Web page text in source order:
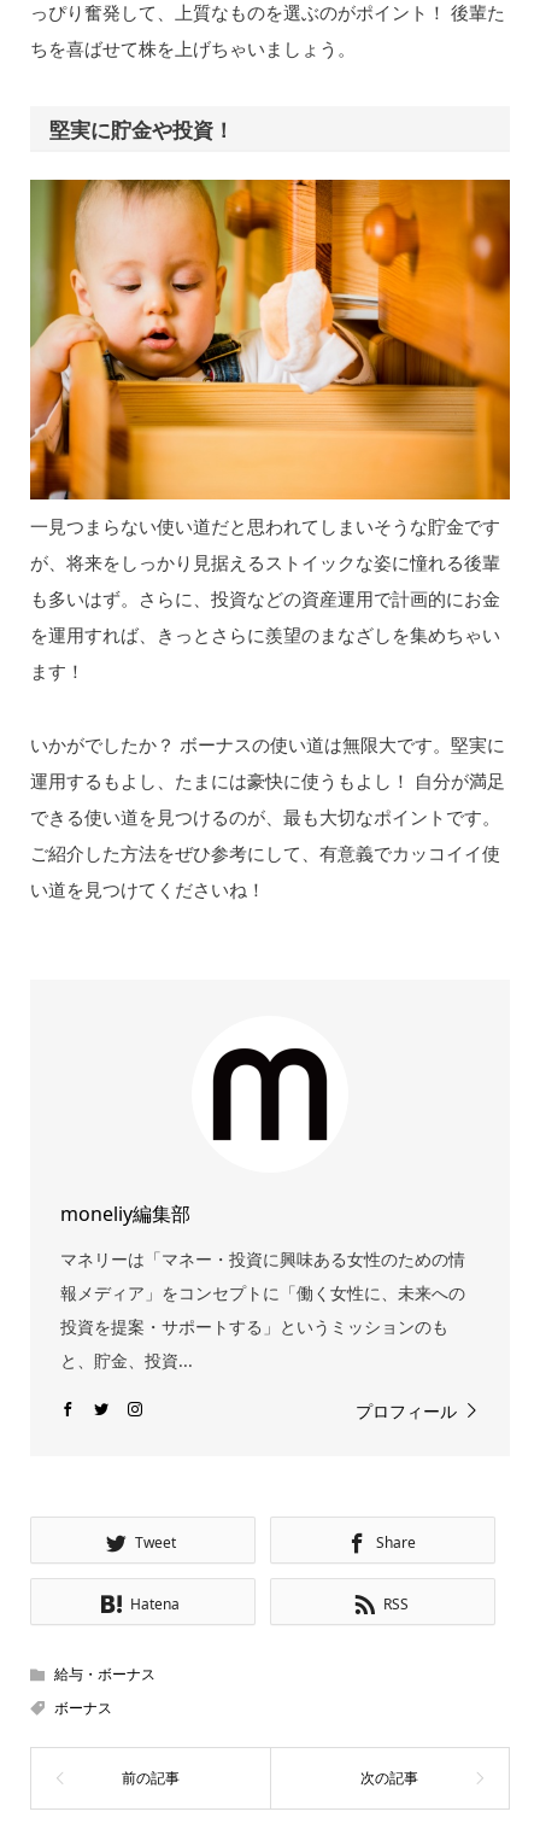
っぴり奮発して、上質なものを選ぶのがポイント！ 後輩た
ちを喜ばせて株を上げちゃいましょう。
堅実に貯金や投資！
一見つまらない使い道だと思われてしまいそうな貯金です
が、将来をしっかり見据えるストイックな姿に憧れる後輩
も多いはず。さらに、投資などの資産運用で計画的にお金
を運用すれば、きっとさらに羨望のまなざしを集めちゃい
ます！
いかがでしたか？ ボーナスの使い道は無限大です。堅実に
運用するもよし、たまには豪快に使うもよし！ 自分が満足
できる使い道を見つけるのが、最も大切なポイントです。
ご紹介した方法をぜひ参考にして、有意義でカッコイイ使
い道を見つけてくださいね！
moneliy編集部
マネリーは「マネー・投資に興味ある女性のための情
報メディア」をコンセプトに「働く女性に、未来への
投資を提案・サポートする」というミッションのも
と、貯金、投資...
プロフィール
Tweet Share
Hatena RSS
給与・ボーナス
ボーナス